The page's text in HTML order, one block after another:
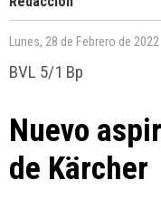
Lunes, 28 de Febrero de 2022
BVL 5/1 Bp
Nuevo
de Kärcher